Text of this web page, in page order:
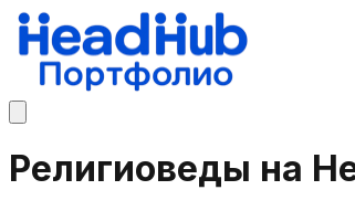
Религиоведы на